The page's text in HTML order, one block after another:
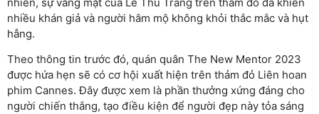
nhiều khán giả và người hâm mộ không khỏi thắc mắc và hụt
hẫng.
Theo thông tin trước đó, quán quân The New Mentor 2023
được hứa hẹn sẽ có cơ hội xuất hiện trên thảm đỏ Liên hoan
phim Cannes. Đây được xem là phần thưởng xứng đáng cho
người chiến thắng, tạo điều kiện để người đẹp này tỏa sáng